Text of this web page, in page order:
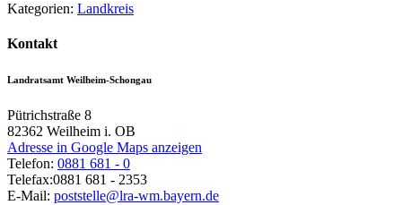
Kategorien: Landkreis
Kontakt
Landratsamt Weilheim-Schongau
Pütrichstraße 8
82362 Weilheim i. OB
Adresse in Google Maps anzeigen
Telefon: 0881 681 - 0
Telefax:0881 681 - 2353
E-Mail: poststelle@lra-wm.bayern.de